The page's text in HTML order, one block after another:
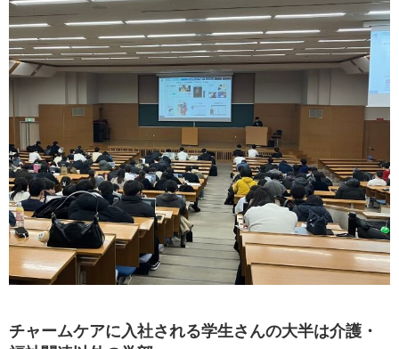
チャームケアに入社される学生さんの大半は介護・